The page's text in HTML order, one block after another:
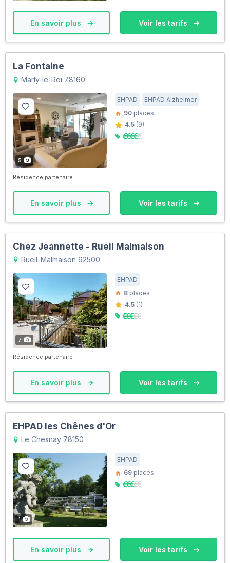
En savoir plus Voir les tarifs
La Fontaine
Marly-le-Roi 78160
5
EHPAD
EHPAD Alzheimer
90 places
4.5 (9)
Résidence partenaire
En savoir plus Voir les tarifs
Chez Jeannette - Rueil Malmaison
Rueil-Malmaison 92500
7
EHPAD
8 places
4.5 (1)
Résidence partenaire
En savoir plus Voir les tarifs
EHPAD les Chênes d'Or
Le Chesnay 78150
1
EHPAD
69 places
En savoir plus Voir les tarifs